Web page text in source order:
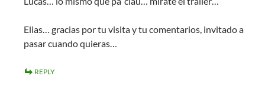
Elias… gracias por tu visita y tu comentarios, invitado a
pasar cuando quieras…
REPLY